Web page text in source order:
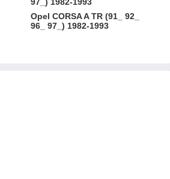
Opel CORSA A TR (91_ 92_
96_ 97_) 1982-1993